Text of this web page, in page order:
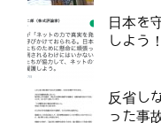
日本を
しよう
反省し
った事